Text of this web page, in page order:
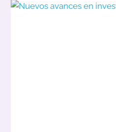
INVESTIGACIÓN